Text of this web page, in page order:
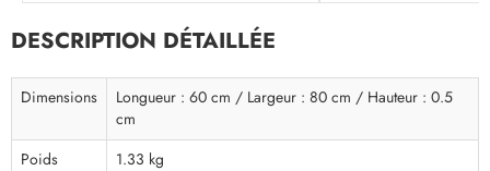
DESCRIPTION DÉTAILLÉE
Dimensions
Longueur : 60 cm / Largeur : 80 cm / Hauteur : 0.5
cm
Poids
1.33 kg